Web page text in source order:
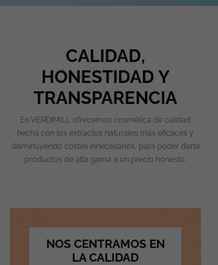
CALIDAD,
HONESTIDAD Y
TRANSPARENCIA
En VERDIMILL ofrecemos cosmética de calidad
hecha con los extractos naturales más eficaces y
disminuyendo costes innecesarios, para poder darte
productos de alta gama a un precio honesto.
NOS CENTRAMOS EN
LA CALIDAD